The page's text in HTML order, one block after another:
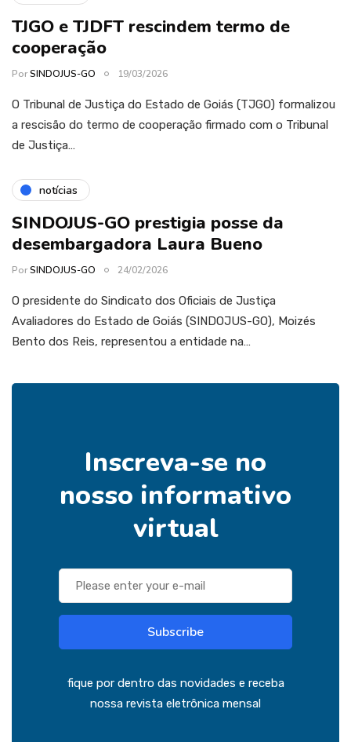
TJGO e TJDFT rescindem termo de
cooperação
PorSINDOJUS-GO 19/03/2026
O Tribunal de Justiça do Estado de Goiás (TJGO) formalizou
a rescisão do termo de cooperação firmado com o Tribunal
de Justiça…
notícias
SINDOJUS-GO prestigia posse da
desembargadora Laura Bueno
PorSINDOJUS-GO 24/02/2026
O presidente do Sindicato dos Oficiais de Justiça
Avaliadores do Estado de Goiás (SINDOJUS-GO), Moizés
Bento dos Reis, representou a entidade na…
Inscreva-se no
nosso informativo
virtual
Subscribe
fique por dentro das novidades e receba
nossa revista eletrônica mensal